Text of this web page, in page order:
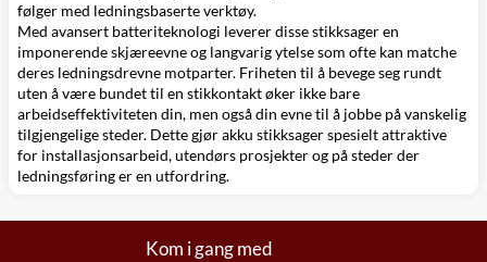
følger med ledningsbaserte verktøy.
Med avansert batteriteknologi leverer disse stikksager en
imponerende skjæreevne og langvarig ytelse som ofte kan matche
deres ledningsdrevne motparter. Friheten til å bevege seg rundt
uten å være bundet til en stikkontakt øker ikke bare
arbeidseffektiviteten din, men også din evne til å jobbe på vanskelig
tilgjengelige steder. Dette gjør akku stikksager spesielt attraktive
for installasjonsarbeid, utendørs prosjekter og på steder der
ledningsføring er en utfordring.
Kom i gang med